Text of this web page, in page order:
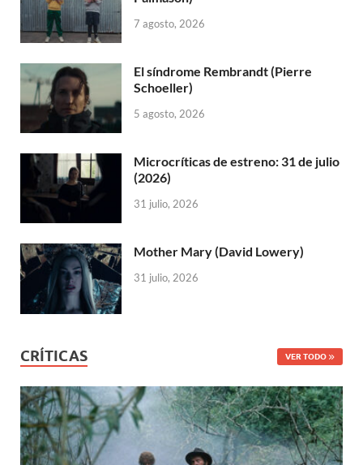
7 agosto, 2026
El síndrome Rembrandt (Pierre
Schoeller)
5 agosto, 2026
Microcríticas de estreno: 31 de julio
(2026)
31 julio, 2026
Mother Mary (David Lowery)
31 julio, 2026
CRÍTICAS VER TODO